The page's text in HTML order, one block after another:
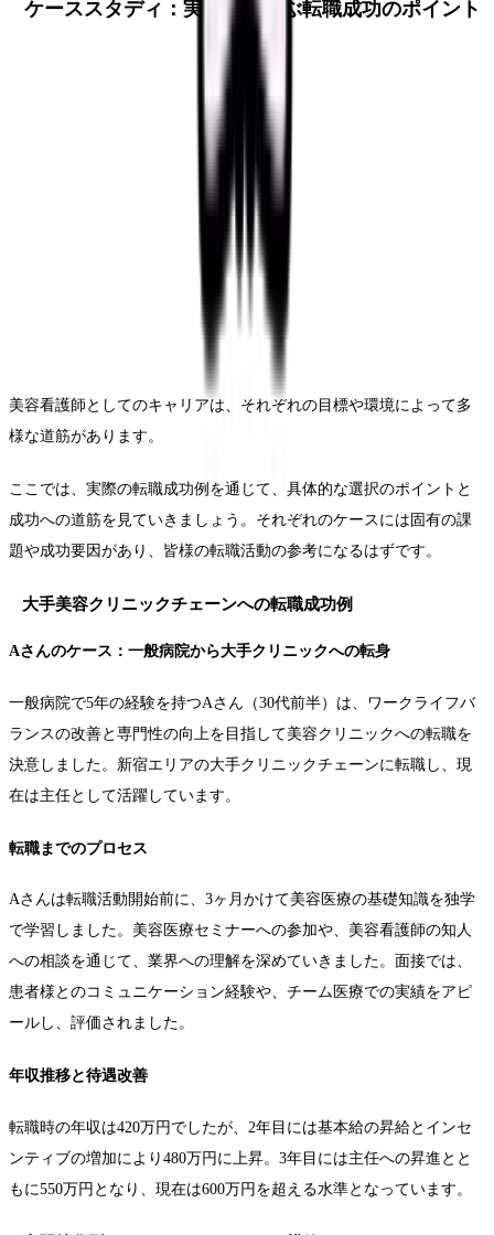
ケーススタディ：実例から学ぶ転職成功のポイント
美容看護師としてのキャリアは、それぞれの目標や環境によって多
様な道筋があります。
ここでは、実際の転職成功例を通じて、具体的な選択のポイントと
成功への道筋を見ていきましょう。それぞれのケースには固有の課
題や成功要因があり、皆様の転職活動の参考になるはずです。
大手美容クリニックチェーンへの転職成功例
Aさんのケース：一般病院から大手クリニックへの転身
一般病院で5年の経験を持つAさん（30代前半）は、ワークライフバ
ランスの改善と専門性の向上を目指して美容クリニックへの転職を
決意しました。新宿エリアの大手クリニックチェーンに転職し、現
在は主任として活躍しています。
転職までのプロセス
Aさんは転職活動開始前に、3ヶ月かけて美容医療の基礎知識を独学
で学習しました。美容医療セミナーへの参加や、美容看護師の知人
への相談を通じて、業界への理解を深めていきました。面接では、
患者様とのコミュニケーション経験や、チーム医療での実績をアピ
ールし、評価されました。
年収推移と待遇改善
転職時の年収は420万円でしたが、2年目には基本給の昇給とインセ
ンティブの増加により480万円に上昇。3年目には主任への昇進とと
もに550万円となり、現在は600万円を超える水準となっています。